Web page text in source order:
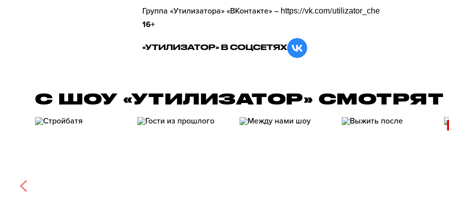
Группа «Утилизатора» «ВКонтакте» – https://vk.com/utilizator_che
16+
«УТИЛИЗАТОР» В СОЦСЕТЯХ
С ШОУ «УТИЛИЗАТОР» СМОТРЯТ